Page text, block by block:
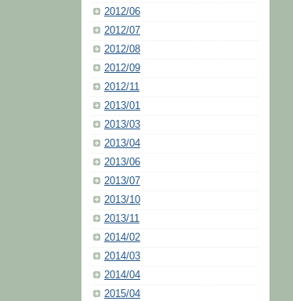
2012/06
2012/07
2012/08
2012/09
2012/11
2013/01
2013/03
2013/04
2013/06
2013/07
2013/10
2013/11
2014/02
2014/03
2014/04
2015/04